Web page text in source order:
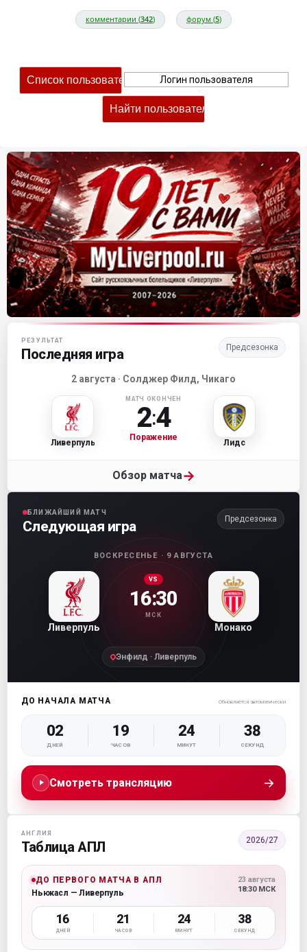
комментарии (342) форум (5)
Матч-центр «Ливерпуля»
РЕЗУЛЬТАТ
Последняя игра Предсезонка
2 августа · Солджер Филд, Чикаго
Ливерпуль
МАТЧ ОКОНЧЕН
2:4
Поражение
Лидс
Обзор матча→
БЛИЖАЙШИЙ МАТЧ
Следующая игра Предсезонка
ВОСКРЕСЕНЬЕ · 9 АВГУСТА
Ливерпуль
VS
16:30
МСК
Монако
Энфилд · Ливерпуль
ДО НАЧАЛА МАТЧА Обновляется автоматически
02
ДНЕЙ
19
ЧАСОВ
24
МИНУТ
37
СЕКУНД
Смотреть трансляцию →
АНГЛИЯ
Таблица АПЛ 2026/27
ДО ПЕРВОГО МАТЧА В АПЛ
Ньюкасл — Ливерпуль
23 августа
18:30 МСК
16
ДНЕЙ
21
ЧАСОВ
24
МИНУТ
37
СЕКУНД